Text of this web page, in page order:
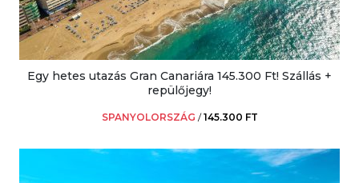
Egy hetes utazás Gran Canariára 145.300 Ft! Szállás +
repülőjegy!
SPANYOLORSZÁG /145.300 FT